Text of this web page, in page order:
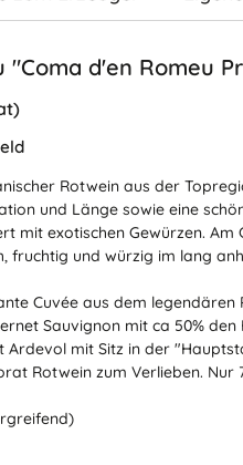
d'en Romeu
Rotwein aus der
und Länge sowie eine
mit exotischen Gewürzen.
fruchtig und würzig im lang
Cuvée aus dem
Sauvignon mit ca 50%
Ardevol mit Sitz in der
Rotwein zum Verlieben. Nur